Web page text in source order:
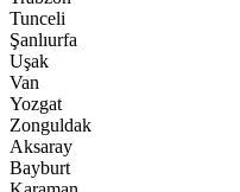
Tunceli
Şanlıurfa
Uşak
Van
Yozgat
Zonguldak
Aksaray
Bayburt